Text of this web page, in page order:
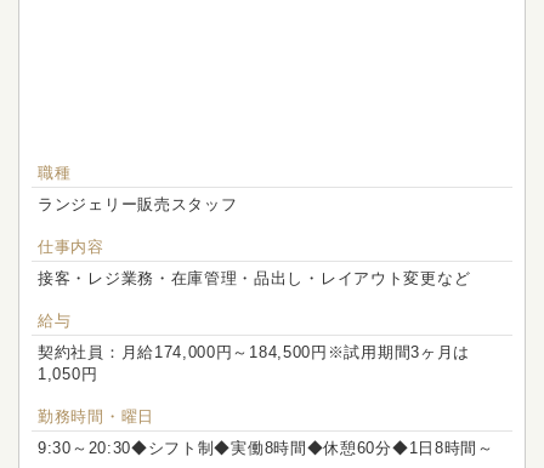
職種
ランジェリー販売スタッフ
仕事内容
接客・レジ業務・在庫管理・品出し・レイアウト変更など
給与
契約社員：月給174,000円～184,500円※試用期間3ヶ月は
1,050円
勤務時間・曜日
9:30～20:30◆シフト制◆実働8時間◆休憩60分◆1日8時間～